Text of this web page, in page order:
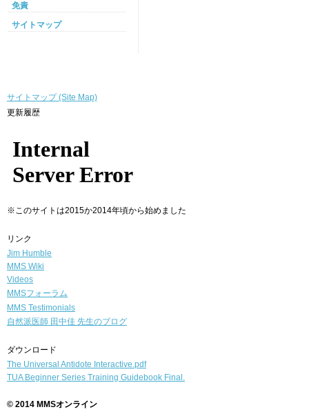
免責
サイトマップ
サイトマップ (Site Map)
更新履歴
※このサイトは2015か2014年頃から始めました
リンク
Jim Humble
MMS Wiki
Videos
MMSフォーラム
MMS Testimonials
自然派医師 田中佳 先生のブログ
ダウンロード
The Universal Antidote Interactive.pdf
TUA Beginner Series Training Guidebook Final.
© 2014 MMSオンライン